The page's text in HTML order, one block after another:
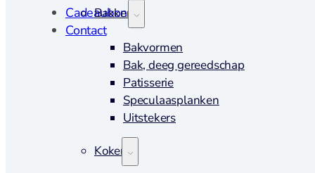
Cadeaubon
Contact
Bakken
Bakvormen
Bak, deeg gereedschap
Patisserie
Speculaasplanken
Uitstekers
Koken